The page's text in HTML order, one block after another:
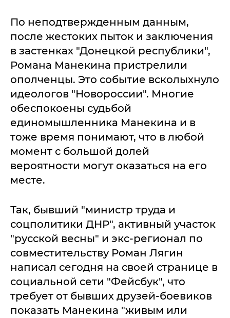
По неподтвержденным данным,
после жестоких пыток и заключения
в застенках "Донецкой республики",
Романа Манекина пристрелили
ополченцы. Это событие всколыхнуло
идеологов "Новороссии". Многие
обеспокоены судьбой
единомышленника Манекина и в
тоже время понимают, что в любой
момент с большой долей
вероятности могут оказаться на его
месте.
Так, бывший "министр труда и
соцполитики ДНР", активный участок
"русской весны" и экс-регионал по
совместительству Роман Лягин
написал сегодня на своей странице в
социальной сети "Фейсбук", что
требует от бывших друзей-боевиков
показать Манекина "живым или